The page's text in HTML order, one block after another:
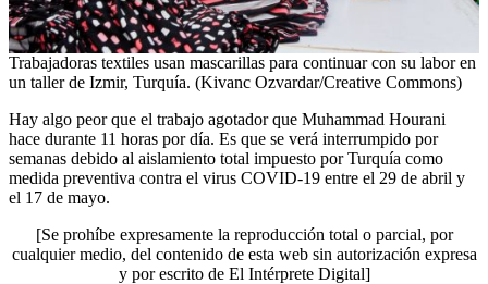
Trabajadoras textiles usan mascarillas para continuar con su labor en
un taller de Izmir, Turquía. (Kivanc Ozvardar/Creative Commons)
Hay algo peor que el trabajo agotador que Muhammad Hourani
hace durante 11 horas por día. Es que se verá interrumpido por
semanas debido al aislamiento total impuesto por Turquía como
medida preventiva contra el virus COVID-19 entre el 29 de abril y
el 17 de mayo.
[Se prohíbe expresamente la reproducción total o parcial, por
cualquier medio, del contenido de esta web sin autorización expresa
y por escrito de El Intérprete Digital]